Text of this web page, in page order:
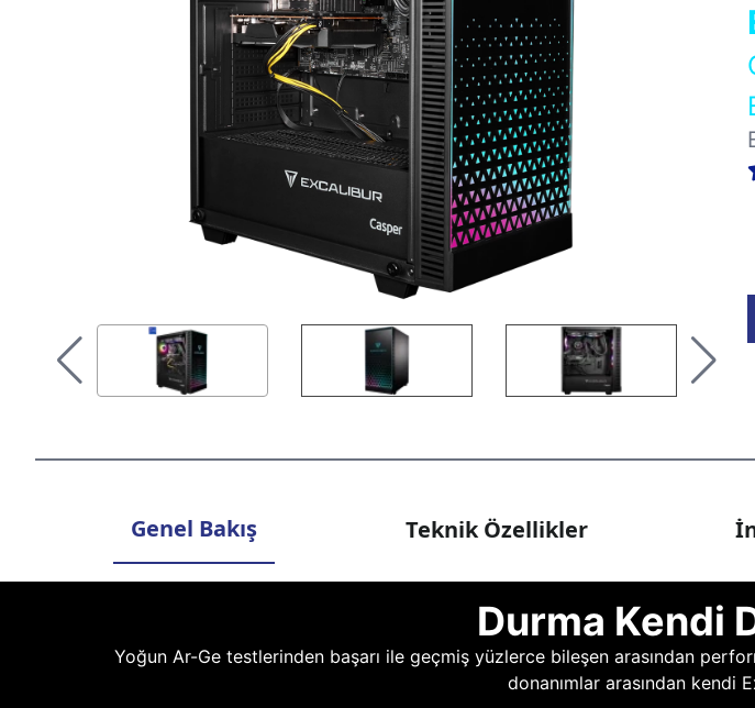
Genel Bakış Teknik Özellikler
Durma Kendi
Yoğun Ar-Ge testlerinden başarı ile geçmiş yüzlerce bileşen arasından
donanımlar arasından kendi